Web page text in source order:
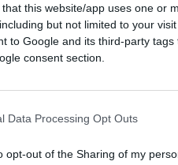
that this website/app uses one or
but not limited to your
to Google and its third-party
consent section.
Data Processing Opt Outs
opt-out of the Sharing of my